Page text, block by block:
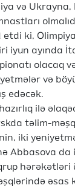
və Ukrayna,
etdi ki,
iyun ayında
olacaq
və
edəcək.
ilə
təlim-
iki
Abbasova
hərəkətləri
əsas